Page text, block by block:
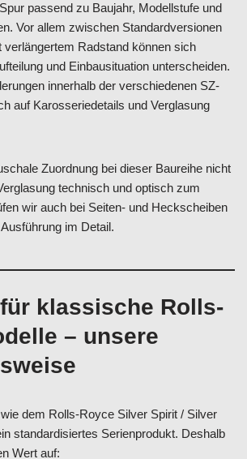
passend zu Baujahr, Modellstufe und
Vor allem zwischen Standardversionen
verlängertem Radstand können sich
und Einbausituation unterscheiden.
innerhalb der verschiedenen SZ-
auf Karosseriedetails und Verglasung
Zuordnung bei dieser Baureihe nicht
technisch und optisch zum
wir auch bei Seiten- und Heckscheiben
im Detail.
klassische Rolls-
– unsere
dem Rolls-Royce Silver Spirit / Silver
standardisiertes Serienprodukt. Deshalb
Wert auf: